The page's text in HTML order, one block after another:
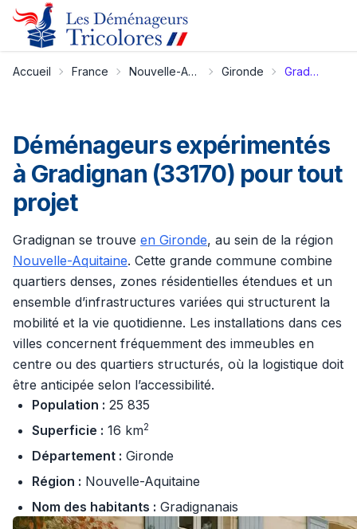
Accueil France Nouvelle-Aquitaine Gironde Gradignan
Déménageurs expérimentés
à Gradignan (33170) pour tout
projet
Gradignan se trouve en Gironde, au sein de la région
Nouvelle-Aquitaine. Cette grande commune combine
quartiers denses, zones résidentielles étendues et un
ensemble d’infrastructures variées qui structurent la
mobilité et la vie quotidienne. Les installations dans ces
villes concernent fréquemment des immeubles en
centre ou des quartiers structurés, où la logistique doit
être anticipée selon l’accessibilité.
Population : 25 835
Superficie : 16 km2
Département : Gironde
Région : Nouvelle-Aquitaine
Nom des habitants : Gradignanais